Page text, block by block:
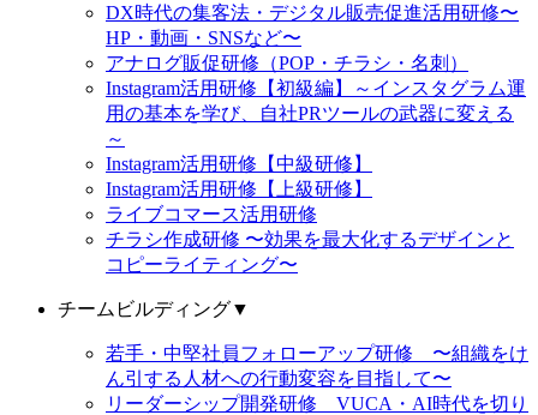
DX時代の集客法・デジタル販売促進活用研修〜
HP・動画・SNSなど〜
アナログ販促研修（POP・チラシ・名刺）
Instagram活用研修【初級編】～インスタグラム運
用の基本を学び、自社PRツールの武器に変える
～
Instagram活用研修【中級研修】
Instagram活用研修【上級研修】
ライブコマース活用研修
チラシ作成研修 〜効果を最大化するデザインと
コピーライティング〜
チームビルディング▼
若手・中堅社員フォローアップ研修 〜組織をけ
ん引する人材への行動変容を目指して〜
リーダーシップ開発研修 VUCA・AI時代を切り